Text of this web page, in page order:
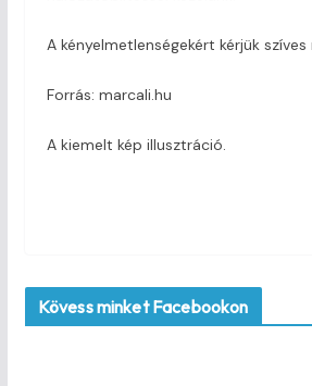
A kényelmetlenségekért kérjük
Forrás: marcali.hu
A kiemelt kép illusztráció.
Kövess minket Facebookon